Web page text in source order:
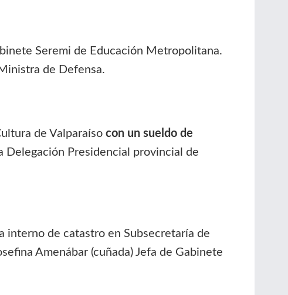
Seremi de Educación Metropolitana.
de Defensa.
de Valparaíso con un sueldo de
Delegación Presidencial provincial de
interno de catastro en Subsecretaría de
Amenábar (cuñada) Jefa de Gabinete